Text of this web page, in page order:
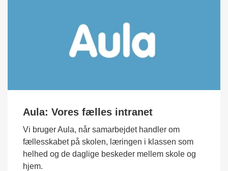
Aula: Vores fælles intranet
Vi bruger Aula, når samarbejdet handler om
fællesskabet på skolen, læringen i klassen som
helhed og de daglige beskeder mellem skole og
hjem.